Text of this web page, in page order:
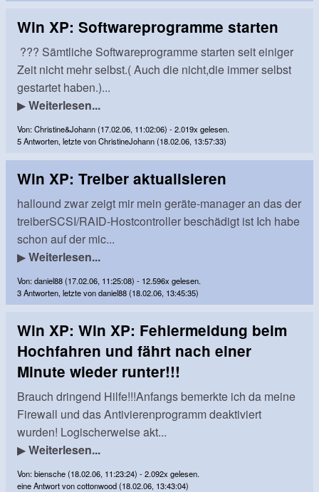
Win XP: Softwareprogramme starten
??? Sämtliche Softwareprogramme starten seit einiger
Zeit nicht mehr selbst.( Auch die nicht,die immer selbst
gestartet haben.)...
▶Weiterlesen...
Von: Christine&Johann (17.02.06, 11:02:06) - 2.019x gelesen.
5 Antworten, letzte von ChristineJohann (18.02.06, 13:57:33)
Win XP: Treiber aktualisieren
hallound zwar zeigt mir mein geräte-manager an das der
treiberSCSI/RAID-Hostcontroller beschädigt ist Ich habe
schon auf der mic...
▶Weiterlesen...
Von: daniel88 (17.02.06, 11:25:08) - 12.596x gelesen.
3 Antworten, letzte von daniel88 (18.02.06, 13:45:35)
Win XP: Win XP: Fehlermeldung beim
Hochfahren und fährt nach einer
Minute wieder runter!!!
Brauch dringend Hilfe!!!Anfangs bemerkte ich da meine
Firewall und das Antivierenprogramm deaktiviert
wurden! Logischerweise akt...
▶Weiterlesen...
Von: biensche (18.02.06, 11:23:24) - 2.092x gelesen.
eine Antwort von cottonwood (18.02.06, 13:43:04)